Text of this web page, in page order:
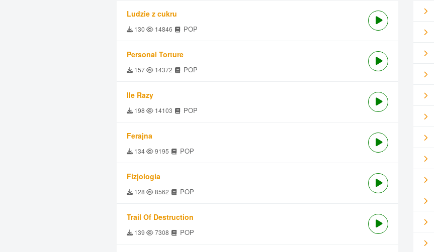
Ludzie z cukru
130 14846 POP
Personal Torture
157 14372 POP
Ile Razy
198 14103 POP
Ferajna
134 9195 POP
Fizjologia
128 8562 POP
Trail Of Destruction
139 7308 POP